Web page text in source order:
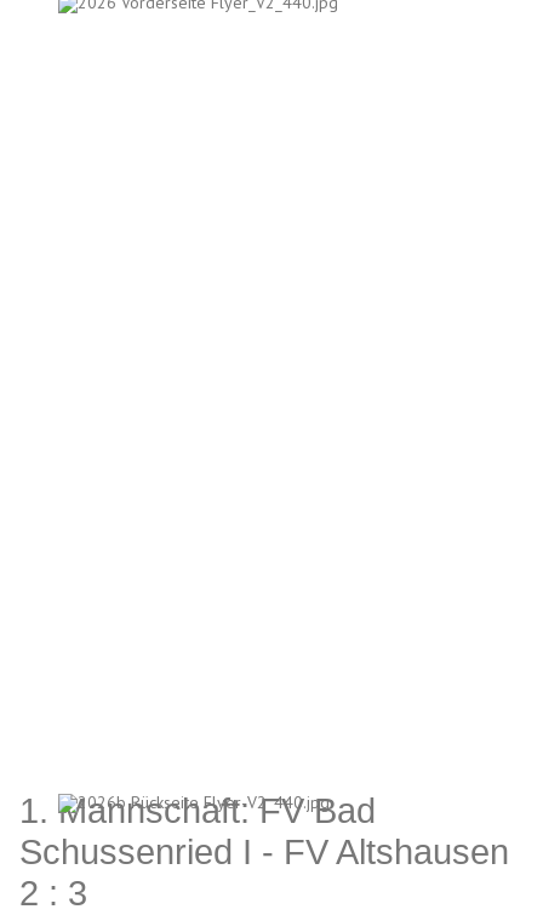
1. Mannschaft: FV Bad
Schussenried I - FV Altshausen
2 : 3